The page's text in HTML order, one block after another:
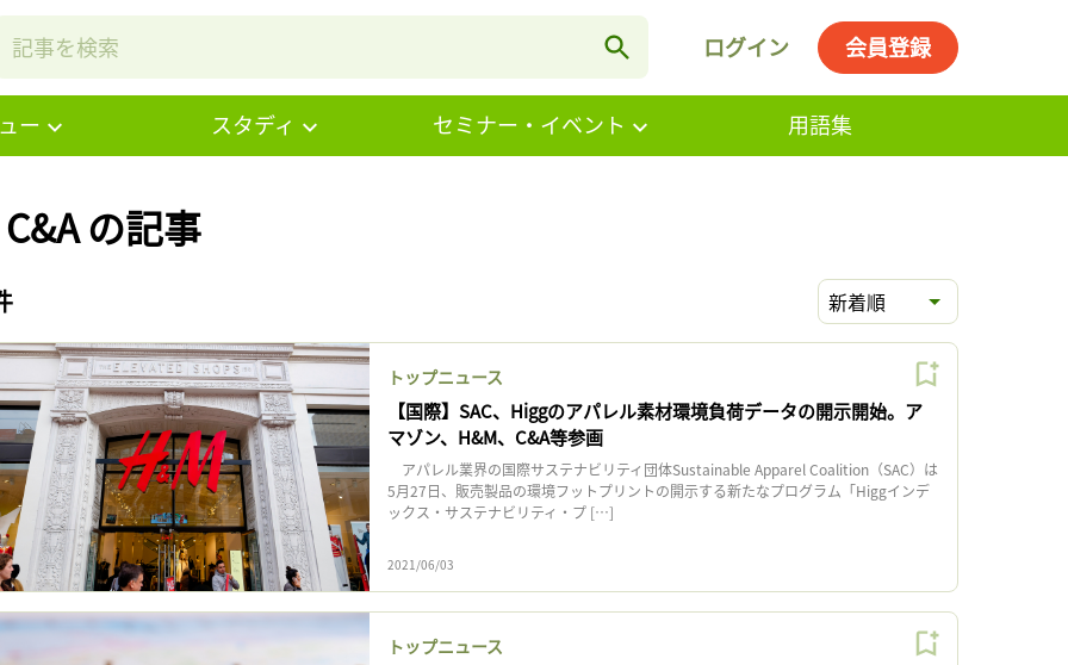
ログイン 会員登録
ー スタディ セミナー・イベント 用語集
の記事
新着順
トップニュース
【国際】SAC、Higgのアパレル素材環境負荷データの開示開始。ア
マゾン、H&M、C&A等参画
アパレル業界の国際サステナビリティ団体Sustainable Apparel Coalition（SAC）は
5月27日、販売製品の環境フットプリントの開示する新たなプログラム「Higgインデ
ックス・サステナビリティ・プ […]
2021/06/03
トップニュース